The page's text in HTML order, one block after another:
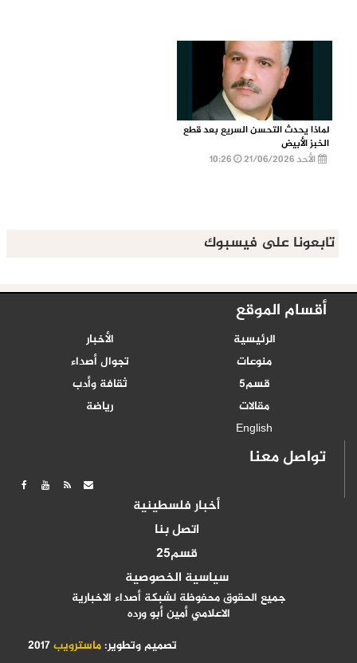
لماذا يحدث التحسن السريع بعد قطع
الخبز الأبيض
الأحد 21/06/2026
تابعونا على فيسبوك
أقسام الموقع
الرئيسية
الأخبار
منوعات
تجوال أصداء
قسم5
ثقافة وأدب
مقالات
رياضة
English
تواصل معنا
أخبار فلسطينية
اتصل بنا
قسم25
سياسية الخصوصية
جميع الحقوق محفوظة لشبكة أصداء الاخبارية
الاعلامي أمين أبو ورده
تصميم وتطوير:ماسترويب